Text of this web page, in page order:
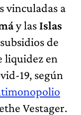
vinculadas a
y las Islas
de
liquidez en
19, según
Vestager.